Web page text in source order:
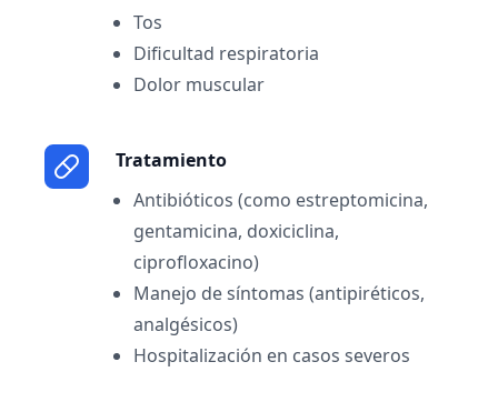
Tos
Dificultad respiratoria
Dolor muscular
Tratamiento
Antibióticos (como estreptomicina,
gentamicina, doxiciclina,
ciprofloxacino)
Manejo de síntomas (antipiréticos,
analgésicos)
Hospitalización en casos severos